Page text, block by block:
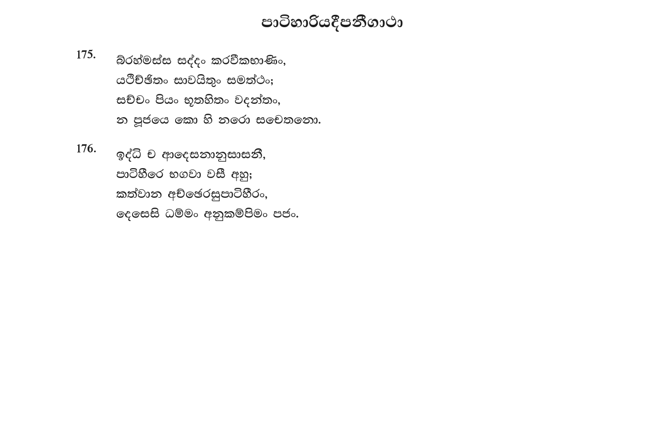
පාටිහාරියදීපනීගාථා
175.
බ්රහ්මස්ස සද්දං කරවීකභාණිං,
යථිච්ඡිතං සාවයිතුං සමත්ථං;
සච්චං පියං භූතහිතං වදන්තං,
න පූජයෙ කො හි නරො සචෙතනො.
176.
ඉද්ධි ච ආදෙසනානුසාසනී,
පාටිහීරෙ භගවා වසී අහු;
කත්වාන අච්ඡෙරසුපාටිහීරං,
දෙසෙසි ධම්මං අනුකම්පිමං පජං.